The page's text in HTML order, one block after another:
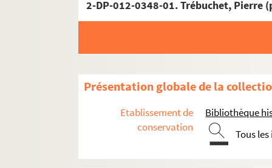
2-DP-012-0348-01. Trébuchet, Pierre
Présentation globale de la
Etablissement de
conservation
Bibliothèque
Tous